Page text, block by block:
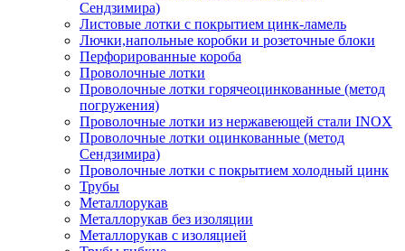
Сендзимира)
Листовые лотки с покрытием цинк-ламель
Лючки,напольные коробки и розеточные блоки
Перфорированные короба
Проволочные лотки
Проволочные лотки горячеоцинкованные (метод
погружения)
Проволочные лотки из нержавеющей стали INOX
Проволочные лотки оцинкованные (метод
Сендзимира)
Проволочные лотки с покрытием холодный цинк
Трубы
Металлорукав
Металлорукав без изоляции
Металлорукав с изоляцией